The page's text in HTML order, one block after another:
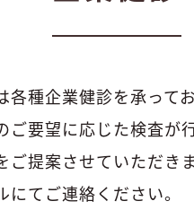
各種企業健診を承ってお
ご要望に応じた検査が
ご提案させていただき
にてご連絡ください。